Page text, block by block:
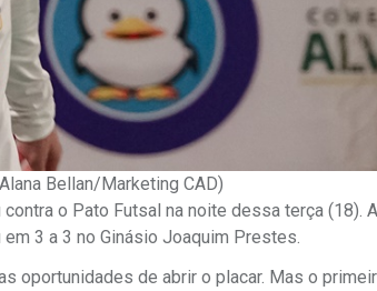
Bellan/Marketing CAD)
o Pato Futsal na noite dessa terça (18).
3 a 3 no Ginásio Joaquim Prestes.
oportunidades de abrir o placar. Mas o